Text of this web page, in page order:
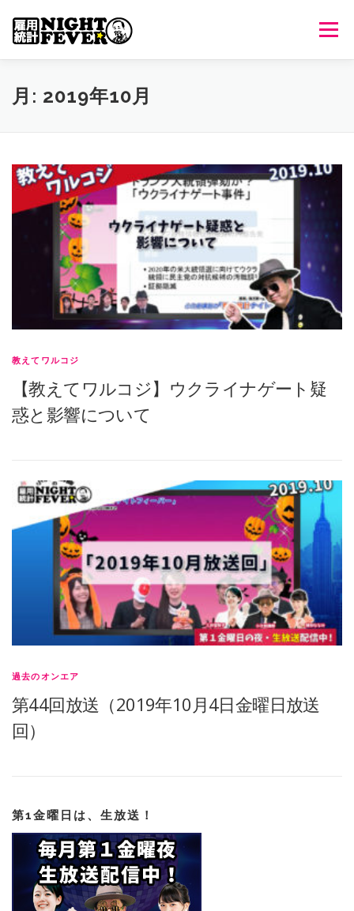
メニュ
HOME 生放送 番組について
月: 2019年10月
教えてワルコジ
【教えてワルコジ】ウクライナゲート疑
惑と影響について
過去のオンエア
第44回放送（2019年10月4日金曜日放送
回）
第1金曜日は、生放送！